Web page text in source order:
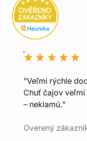
"Veľmi rýchle
Chuť čajov
– neklamú."
Overený